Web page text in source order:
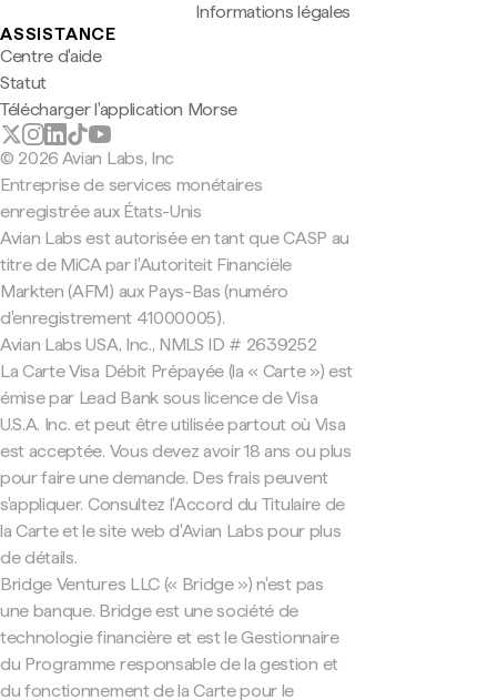
Informations légales
ASSISTANCE
Centre d'aide
Statut
Télécharger l'application Morse
© 2026 Avian Labs, Inc
Entreprise de services monétaires
enregistrée aux États-Unis
Avian Labs est autorisée en tant que CASP au
titre de MiCA par l'Autoriteit Financiële
Markten (AFM) aux Pays-Bas (numéro
d'enregistrement 41000005).
Avian Labs USA, Inc., NMLS ID # 2639252
La Carte Visa Débit Prépayée (la « Carte ») est
émise par Lead Bank sous licence de Visa
U.S.A. Inc. et peut être utilisée partout où Visa
est acceptée. Vous devez avoir 18 ans ou plus
pour faire une demande. Des frais peuvent
s'appliquer. Consultez l'Accord du Titulaire de
la Carte et le site web d'Avian Labs pour plus
de détails.
Bridge Ventures LLC (« Bridge ») n'est pas
une banque. Bridge est une société de
technologie financière et est le Gestionnaire
du Programme responsable de la gestion et
du fonctionnement de la Carte pour le